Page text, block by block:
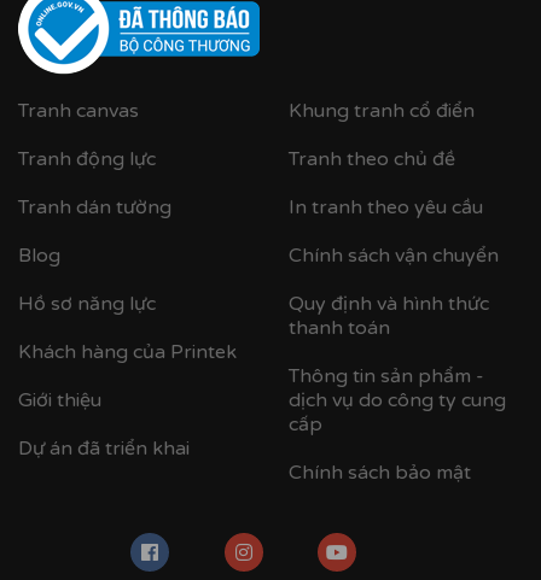
Cận cảnh khung nhựa composite bản khung nhỏ
Tranh canvas
Tranh động lực
Tranh dán tường
Blog
Hồ sơ năng lực
Khách hàng của Printek
Giới thiệu
Dự án đã triển khai
Khung tranh cổ điển
Tranh theo chủ đề
In tranh theo yêu cầu
Chính sách vận chuyển
Quy định và hình thức
thanh toán
Thông tin sản phẩm -
dịch vụ do công ty cung
cấp
Chính sách bảo mật